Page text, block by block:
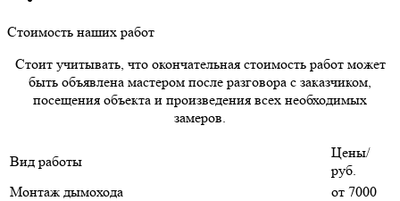
Стоимость наших работ
Стоит учитывать, что окончательная стоимость работ может
быть объявлена мастером после разговора с заказчиком,
посещения объекта и произведения всех необходимых
замеров.
Вид работы
Цены/
руб.
Монтаж дымохода
от 7000